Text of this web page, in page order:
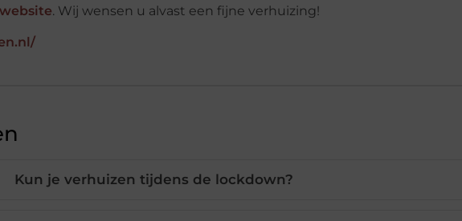
. Wij wensen u alvast een fijne verhuizing!
Kun je verhuizen tijdens de lockdown?